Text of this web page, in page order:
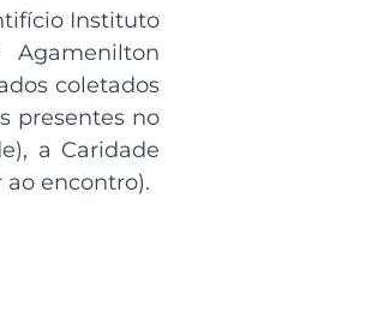
Instituto
coletados
presentes no
a Caridade
encontro).